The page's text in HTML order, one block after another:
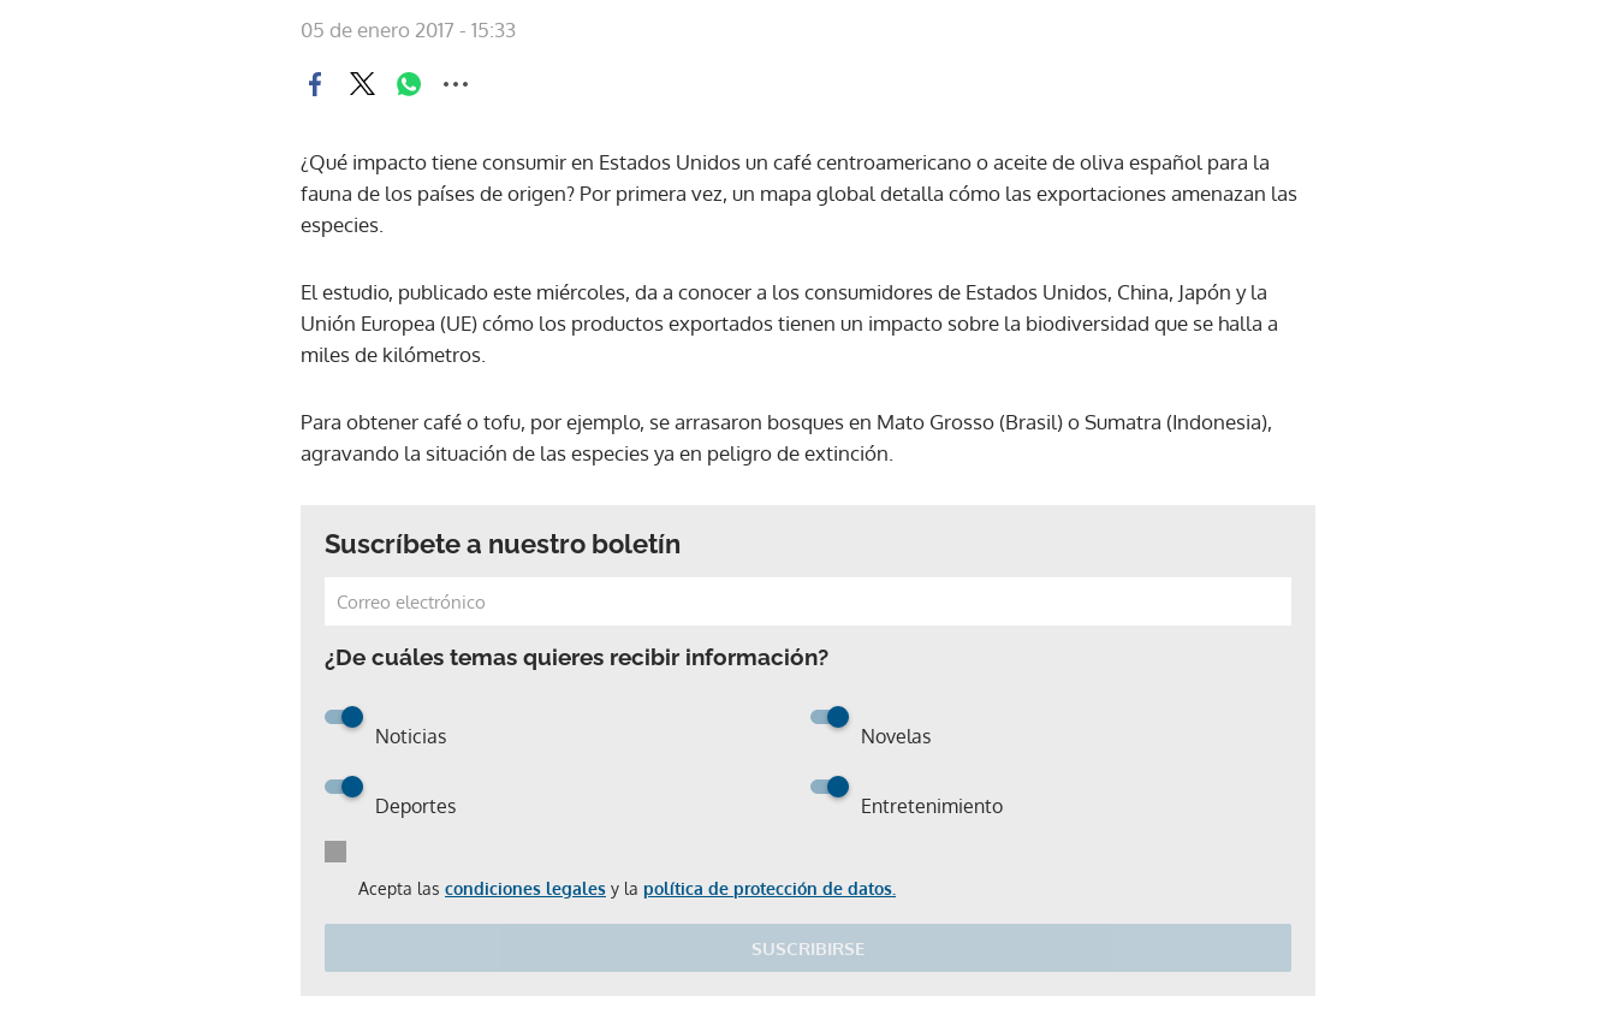
05 de enero 2017 - 15:33
¿Qué impacto tiene consumir en Estados Unidos un café centroamericano o aceite de oliva español para la
fauna de los países de origen? Por primera vez, un mapa global detalla cómo las exportaciones amenazan las
especies.
El estudio, publicado este miércoles, da a conocer a los consumidores de Estados Unidos, China, Japón y la
Unión Europea (UE) cómo los productos exportados tienen un impacto sobre la biodiversidad que se halla a
miles de kilómetros.
Para obtener café o tofu, por ejemplo, se arrasaron bosques en Mato Grosso (Brasil) o Sumatra (Indonesia),
agravando la situación de las especies ya en peligro de extinción.
Suscríbete a nuestro boletín
¿De cuáles temas quieres recibir información?
Noticias Novelas
Deportes Entretenimiento
Acepta las condiciones legales y la política de protección de datos.
SUSCRIBIRSE